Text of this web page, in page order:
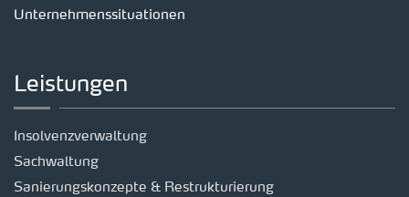
Unternehmenssituationen
Leistungen
Insolvenzverwaltung
Sachwaltung
Sanierungskonzepte & Restrukturierung